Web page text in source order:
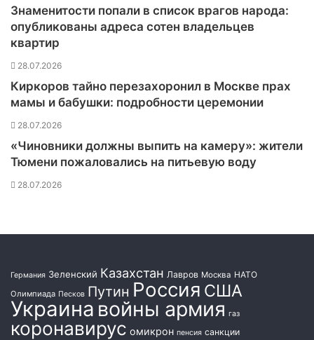
Знаменитости попали в список врагов народа:
опубликованы адреса сотен владельцев
квартир
28.07.2026
Киркоров тайно перезахоронил в Москве прах
мамы и бабушки: подробности церемонии
28.07.2026
«Чиновники должны выпить на камеру»: жители
Тюмени пожаловались на питьевую воду
28.07.2026
Германия Зеленский Казахстан Лавров Москва НАТО
Олимпиада Песков Путин Россия США
Украина войны армия газ
коронавирус омикрон пенсия санкции